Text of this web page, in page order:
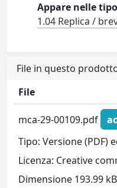
Appare nelle
1.04 Replica /
File in questo
File
mca-29-00109.pdf
Tipo: Versione (PDF)
Licenza: Creative
Dimensione 193.99 kB